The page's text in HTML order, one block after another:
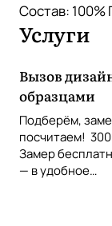
Состав: 100%
Услуги
Вызов
образцами
Подберём,
посчитаем!
Замер
— в удобное